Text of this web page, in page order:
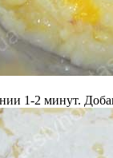
1-2 минут.